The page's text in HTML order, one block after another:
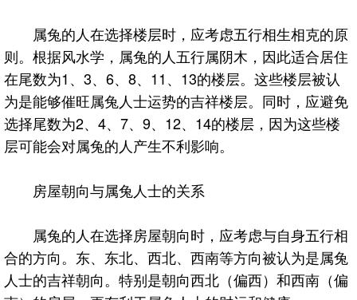
属兔的人在选择楼层时，应考虑五行相生相克的原
则。根据风水学，属兔的人五行属阴木，因此适合居住
在尾数为1、3、6、8、11、13的楼层。这些楼层被认
为是能够催旺属兔人士运势的吉祥楼层。同时，应避免
选择尾数为2、4、7、9、12、14的楼层，因为这些楼
层可能会对属兔的人产生不利影响。
房屋朝向与属兔人士的关系
属兔的人在选择房屋朝向时，应考虑与自身五行相
合的方向。东、东北、西北、西南等方向被认为是属兔
人士的吉祥朝向。特别是朝向西北（偏西）和西南（偏